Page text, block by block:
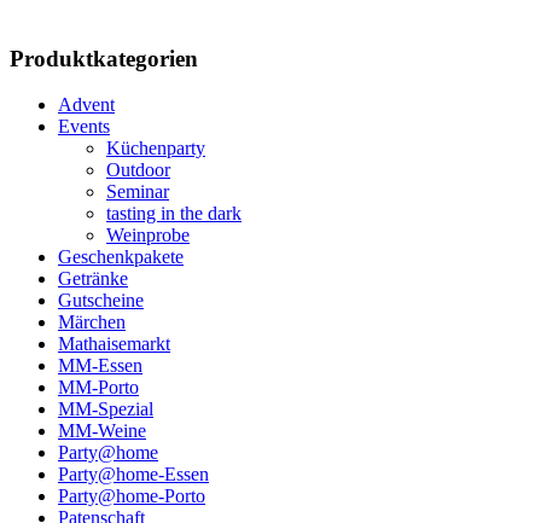
Produktkategorien
Advent
Events
Küchenparty
Outdoor
Seminar
tasting in the dark
Weinprobe
Geschenkpakete
Getränke
Gutscheine
Märchen
Mathaisemarkt
MM-Essen
MM-Porto
MM-Spezial
MM-Weine
Party@home
Party@home-Essen
Party@home-Porto
Patenschaft